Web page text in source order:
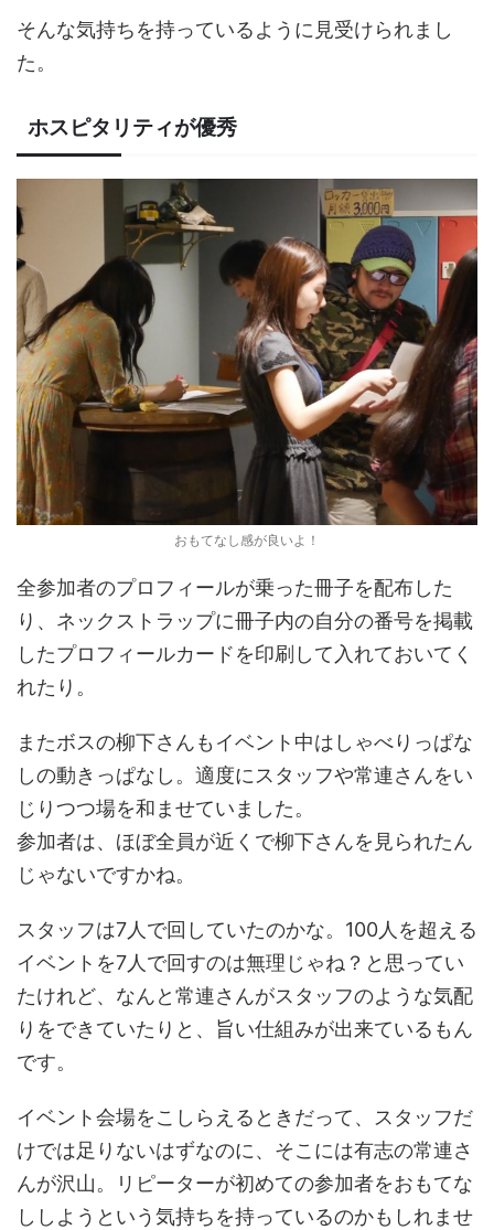
そんな気持ちを持っているように見受けられまし
た。
ホスピタリティが優秀
おもてなし感が良いよ！
全参加者のプロフィールが乗った冊子を配布した
り、ネックストラップに冊子内の自分の番号を掲載
したプロフィールカードを印刷して入れておいてく
れたり。
またボスの柳下さんもイベント中はしゃべりっぱな
しの動きっぱなし。適度にスタッフや常連さんをい
じりつつ場を和ませていました。
参加者は、ほぼ全員が近くで柳下さんを見られたん
じゃないですかね。
スタッフは7人で回していたのかな。100人を超える
イベントを7人で回すのは無理じゃね？と思ってい
たけれど、なんと常連さんがスタッフのような気配
りをできていたりと、旨い仕組みが出来ているもん
です。
イベント会場をこしらえるときだって、スタッフだ
けでは足りないはずなのに、そこには有志の常連さ
んが沢山。リピーターが初めての参加者をおもてな
ししようという気持ちを持っているのかもしれませ